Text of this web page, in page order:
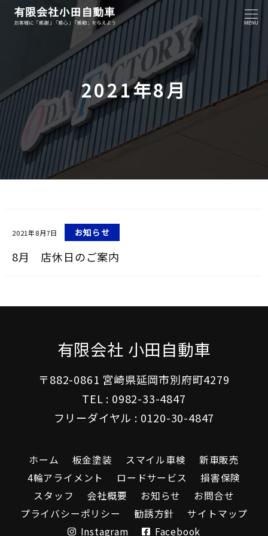
MENU
2021年8月
8月 店休日のご案内
2021年8月7日 お知らせ
有限会社 小田自動車
〒882-0861 宮崎県延岡市別府町4279
TEL : 0982-33-4847
フリーダイヤル : 0120-30-4847
ホーム 板金塗装 スマイル車検
新車販売
4輪アライメント
ロードサービス
損害保険
スタッフ
会社概要 お知らせ
お問合せ
プライバシーポリシー
勧誘方針
サイトマップ
Instagram
Facebook